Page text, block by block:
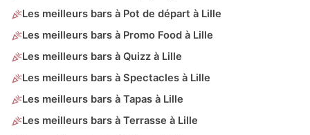
Les meilleurs bars à Pot de départ à Lille
Les meilleurs bars à Promo Food à Lille
Les meilleurs bars à Quizz à Lille
Les meilleurs bars à Spectacles à Lille
Les meilleurs bars à Tapas à Lille
Les meilleurs bars à Terrasse à Lille